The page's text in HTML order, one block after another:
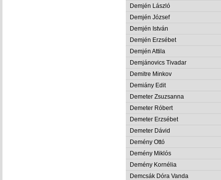
Demjén László
Demjén József
Demjén István
Demjén Erzsébet
Demjén Attila
Demjánovics Tivadar
Demitre Minkov
Demiány Edit
Demeter Zsuzsanna
Demeter Róbert
Demeter Erzsébet
Demeter Dávid
Demény Ottó
Demény Miklós
Demény Kornélia
Demcsák Dóra Vanda